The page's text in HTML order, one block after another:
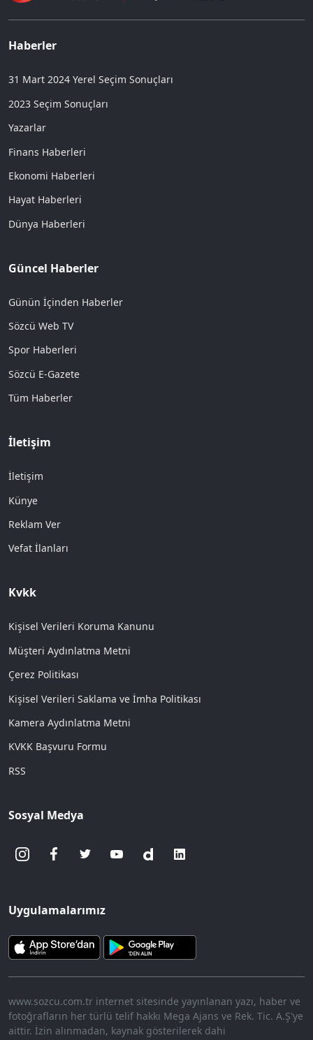
Haberler
31 Mart 2024 Yerel Seçim Sonuçları
2023 Seçim Sonuçları
Yazarlar
Finans Haberleri
Ekonomi Haberleri
Hayat Haberleri
Dünya Haberleri
Güncel Haberler
Günün İçinden Haberler
Sözcü Web TV
Spor Haberleri
Sözcü E-Gazete
Tüm Haberler
İletişim
İletişim
Künye
Reklam Ver
Vefat İlanları
Kvkk
Kişisel Verileri Koruma Kanunu
Müşteri Aydınlatma Metni
Çerez Politikası
Kişisel Verileri Saklama ve İmha Politikası
Kamera Aydınlatma Metni
KVKK Başvuru Formu
RSS
Sosyal Medya
Uygulamalarımız
www.sozcu.com.tr internet sitesinde yayınlanan yazı, haber ve
fotoğrafların her türlü telif hakkı Mega Ajans ve Rek. Tic. A.Ş'ye
aittir. İzin alınmadan, kaynak gösterilerek dahi